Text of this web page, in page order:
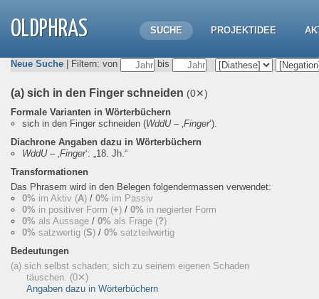
OLDPHRAS SUCHE PROJEKTIDEE
Neue Suche | Filtern: von bis
(a) sich in den Finger schneiden (0✕)
Formale Varianten in Wörterbüchern
sich in den Finger schneiden (WddU– ‚Finger‘).
Diachrone Angaben dazu in Wörterbüchern
WddU– ‚Finger‘: „18. Jh.“
Transformationen
Das Phrasem wird in den Belegen folgendermassen verwendet:
0% im Aktiv (A) / 0% im Passiv
0% in positiver Form (+) / 0% in negierter Form
0% als Aussage / 0% als Frage (?)
0% satzwertig (S) / 0% satzteilwertig
Bedeutungen
(a) sich selbst schaden; sich zu seinem eigenen Schaden
täuschen. (0✕)
Angaben dazu in Wörterbüchern